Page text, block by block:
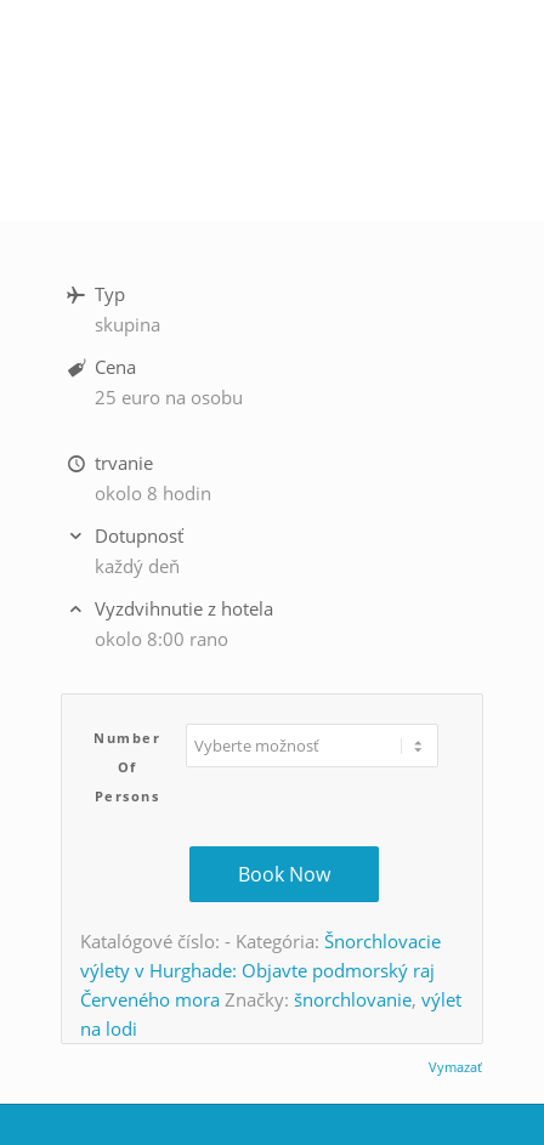
Typ
skupina
Cena
25 euro na osobu
trvanie
okolo 8 hodin
Dotupnosť
každý deň
Vyzdvihnutie z hotela
okolo 8:00 rano
Number
Of
Persons
Vymazať
Book Now
Katalógové číslo: - Kategória: Šnorchlovacie
výlety v Hurghade: Objavte podmorský raj
Červeného mora Značky: šnorchlovanie, výlet
na lodi